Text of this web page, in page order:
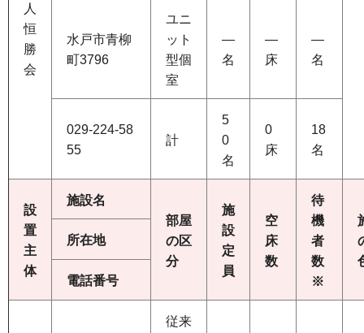
人
恒
勝
会
水戸市青柳
町3796
ユニ
ット
型個
室
―
名
―
床
―
名
029-224-58
55
計
5
0
名
0
床
18
名
設
置
主
体
施設名
部屋
の区
分
施
設
定
員
空
床
数
待
機
者
数
※
所在地
電話番号
従来